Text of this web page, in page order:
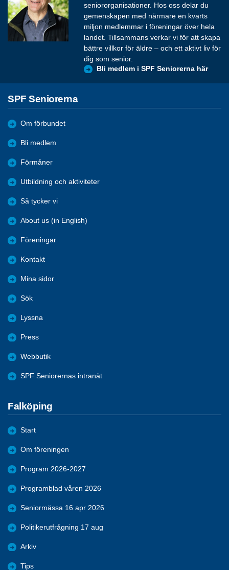
seniororganisationer. Hos oss delar du
gemenskapen med närmare en kvarts
miljon medlemmar i föreningar över hela
landet. Tillsammans verkar vi för att skapa
bättre villkor för äldre – och ett aktivt liv för
dig som senior.
Bli medlem i SPF Seniorerna här
SPF Seniorerna
Om förbundet
Bli medlem
Förmåner
Utbildning och aktiviteter
Så tycker vi
About us (in English)
Föreningar
Kontakt
Mina sidor
Sök
Lyssna
Press
Webbutik
SPF Seniorernas intranät
Falköping
Start
Om föreningen
Program 2026-2027
Programblad våren 2026
Seniormässa 16 apr 2026
Politikerutfrågning 17 aug
Arkiv
Tips